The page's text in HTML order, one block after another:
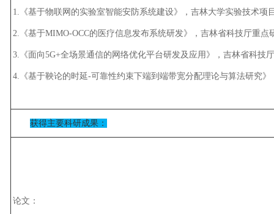
1.《基于物联网的实验室智能安防系统建设》，吉林大学实验技术项
2.《基于MIMO-OCC的医疗信息发布系统研发》，吉林省科技厅重点
3.《面向5G+全场景通信的网络优化平台研发及应用》，吉林省科技
4.《基于鞅论的时延-可靠性约束下端到端带宽分配理论与算法研究
获得主要科研成果：
论文：